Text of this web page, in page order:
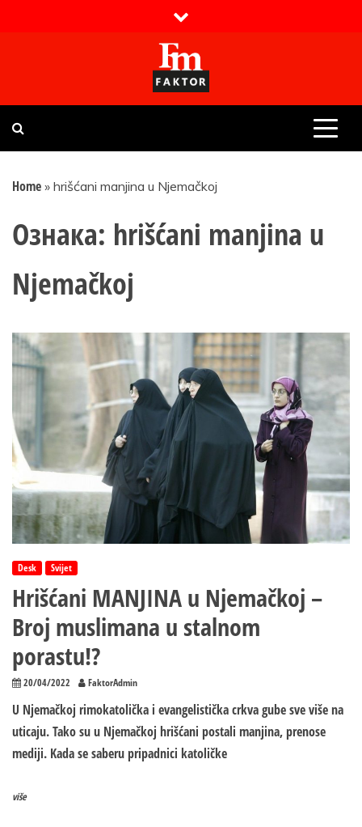
Faktor magazin
Uvijek presudan
Home » hrišćani manjina u Njemačkoj
Ознака: hrišćani manjina u
Njemačkoj
Desk Svijet
Hrišćani MANJINA u Njemačkoj –
Broj muslimana u stalnom
porastu!?
20/04/2022 FaktorAdmin
U Njemačkoj rimokatolička i evangelistička crkva gube sve više na
uticaju. Tako su u Njemačkoj hrišćani postali manjina, prenose
mediji. Kada se saberu pripadnici katoličke
više